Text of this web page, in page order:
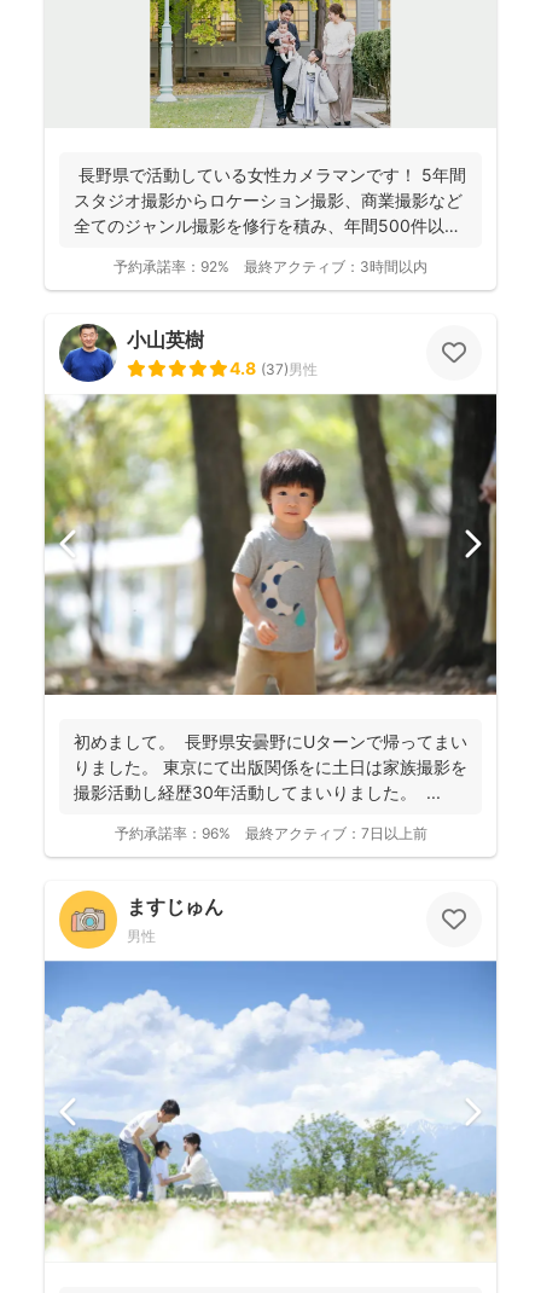
長野県で活動している女性カメラマンです！ 5年間
スタジオ撮影からロケーション撮影、商業撮影など
全てのジャンル撮影を修行を積み、年間500件以上
予約承諾率： 92% 最終アクティブ： 3時間以内
小山英樹
4.8 (37)男性
初めまして。 長野県安曇野にUターンで帰ってまい
りました。 東京にて出版関係をに土日は家族撮影を
撮影活動し経歴30年活動してまいりました。 ...
予約承諾率： 96% 最終アクティブ： 7日以上前
ますじゅん
男性